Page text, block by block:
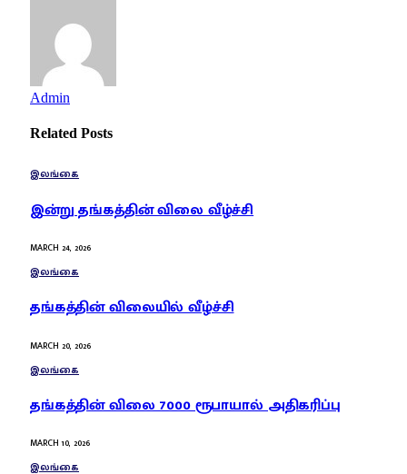
Admin
Related Posts
இலங்கை
இன்று தங்கத்தின் விலை வீழ்ச்சி
MARCH 24, 2026
இலங்கை
தங்கத்தின் விலையில் வீழ்ச்சி
MARCH 20, 2026
இலங்கை
தங்கத்தின் விலை 7000 ரூபாயால் அதிகரிப்பு
MARCH 10, 2026
இலங்கை